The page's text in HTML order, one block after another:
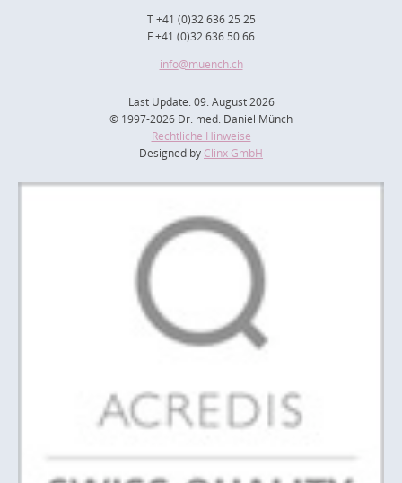
T +41 (0)32 636 25 25
F +41 (0)32 636 50 66
info@muench.ch
Last Update: 09. August 2026
© 1997-2026 Dr. med. Daniel Münch
Rechtliche Hinweise
Designed by Clinx GmbH